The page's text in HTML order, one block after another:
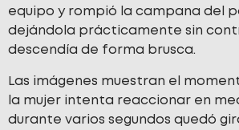
equipo y rompió la campana del
dejándola prácticamente sin
descendía de forma brusca.
Las imágenes muestran el
la mujer intenta reaccionar en
durante varios segundos quedó